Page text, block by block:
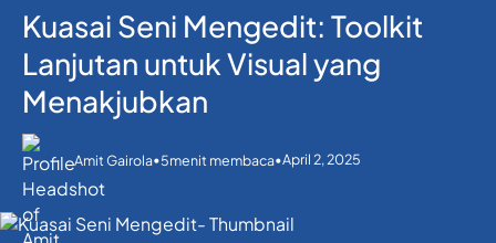
Rumah Blog
Lainnya
Kuasai Seni Mengedit: Toolkit Lanjutan untuk Visual
yang Menakjubkan
Kuasai Seni Mengedit: Toolkit
Lanjutan untuk Visual yang
Menakjubkan
Amit Gairola•5menit membaca•April 2, 2025